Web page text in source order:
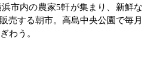
市内の農家5軒が集まり、新鮮な
売する朝市。高島中央公園で毎月
わう。